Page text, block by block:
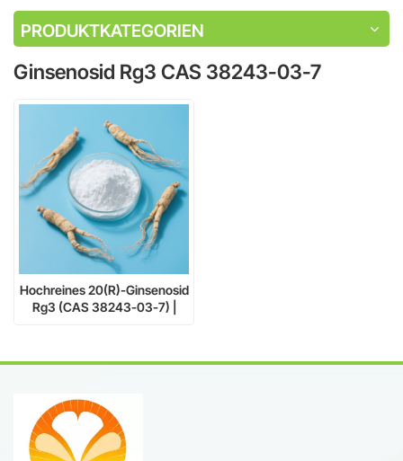
PRODUKTKATEGORIEN
Ginsenosid Rg3 CAS 38243-03-7
Hochreines 20(R)-Ginsenosid
Rg3 (CAS 38243-03-7) |
von mg bis kg